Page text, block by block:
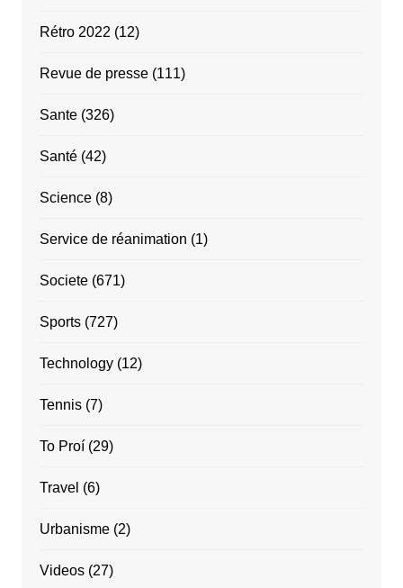
Rétro 2022 (12)
Revue de presse(111)
Sante(326)
Santé(42)
Science(8)
Service de réanimation (1)
Societe(671)
Sports(727)
Technology(12)
Tennis(7)
To Proí(29)
Travel (6)
Urbanisme(2)
Videos(27)